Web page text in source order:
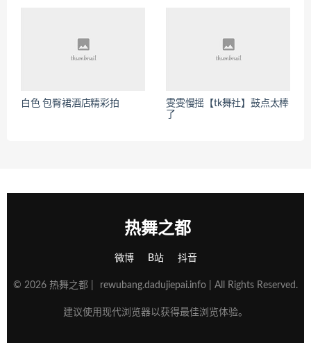
白色 包臀裙酒店精彩拍
雯雯慢摇【tk舞社】鼓点太棒
了
热舞之都
微博 B站 抖音
© 2026 热舞之都 | rewubang.dadujiepai.info | All Rights Reserved.
建议使用现代浏览器以获得最佳浏览体验。